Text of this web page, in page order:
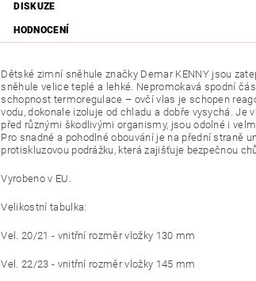
DISKUZE
HODNOCENÍ
Dětské zimní sněhule značky Demar KENNY jsou
sněhule velice teplé a lehké. Nepromokavá spodní
schopnost termoregulace – ovčí vlas je schopen
vodu, dokonale izoluje od chladu a dobře vysychá. Je
před různými škodlivými organismy, jsou odolné i
Pro snadné a pohodlné obouvání je na přední straně
protiskluzovou podrážku, která zajišťuje bezpečnou
Vyrobeno v EU.
Velikostní tabulka:
Vel. 20/21 - vnitřní rozměr vložky 130 mm
Vel. 22/23 - vnitřní rozměr vložky 145 mm